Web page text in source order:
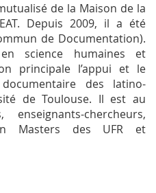
de la Maison de la
Depuis 2009, il a été
de Documentation).
science humaines et
principale l’appui et le
des latino-
de Toulouse. Il est au
chercheurs,
Masters des UFR et